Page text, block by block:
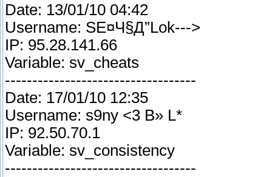
Date: 13/01/10 04:42
Username: SЕ¤Ч§Д”Lok--->
IP: 95.28.141.66
Variable: sv_cheats
-----------------------------------
Date: 17/01/10 12:35
Username: s9ny <3 В» L*
IP: 92.50.70.1
Variable: sv_consistency
-----------------------------------